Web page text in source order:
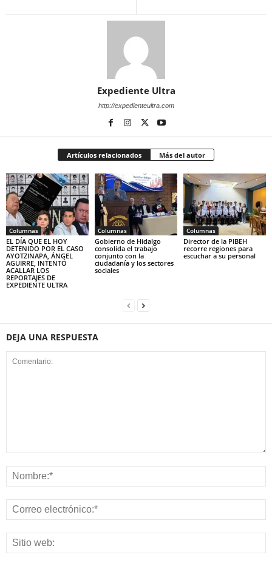
Expediente Ultra
http://expedienteultra.com
Artículos relacionados Más del autor
Columnas
EL DÍA QUE EL HOY
DETENIDO POR EL CASO
AYOTZINAPA, ÁNGEL
AGUIRRE, INTENTÓ
ACALLAR LOS
REPORTAJES DE
EXPEDIENTE ULTRA
Columnas
Gobierno de Hidalgo
consolida el trabajo
conjunto con la
ciudadanía y los sectores
sociales
Columnas
Director de la PIBEH
recorre regiones para
escuchar a su personal
DEJA UNA RESPUESTA